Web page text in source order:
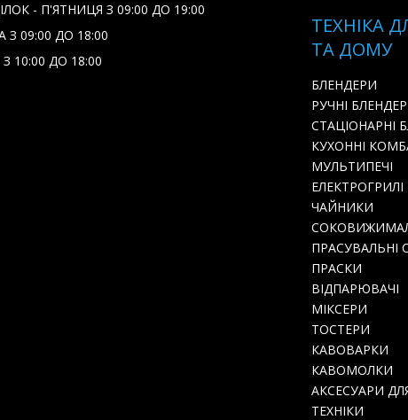
- П'ЯТНИЦЯ З 09:00 ДО 19:00
З 09:00 ДО 18:00
З 10:00 ДО 18:00
ТЕХНІКА
ТА ДОМУ
БЛЕНДЕРИ
РУЧНІ
СТАЦІОНАРНІ
КУХОННІ
МУЛЬТИПЕЧІ
ЕЛЕКТРОГРИЛІ
ЧАЙНИКИ
ПРАСУВАЛЬНІ
ПРАСКИ
ВІДПАРЮВАЧІ
МІКСЕРИ
ТОСТЕРИ
КАВОВАРКИ
КАВОМОЛКИ
АКСЕСУАРИ
ТЕХНІКИ